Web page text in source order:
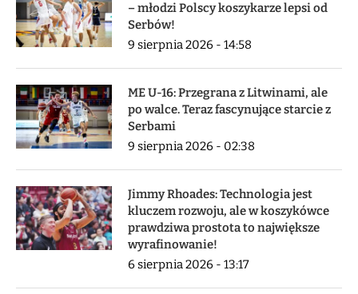
– młodzi Polscy koszykarze lepsi od
Serbów!
9 sierpnia 2026 - 14:58
ME U-16: Przegrana z Litwinami, ale
po walce. Teraz fascynujące starcie z
Serbami
9 sierpnia 2026 - 02:38
Jimmy Rhoades: Technologia jest
kluczem rozwoju, ale w koszykówce
prawdziwa prostota to największe
wyrafinowanie!
6 sierpnia 2026 - 13:17